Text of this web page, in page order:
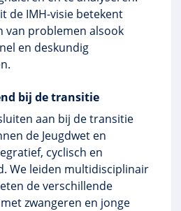
de IMH-visie betekent
van problemen alsook
en deskundig
bij de transitie
aan bij de transitie
de Jeugdwet en
cyclisch en
We leiden multidisciplinair
de verschillende
zwangeren en jonge